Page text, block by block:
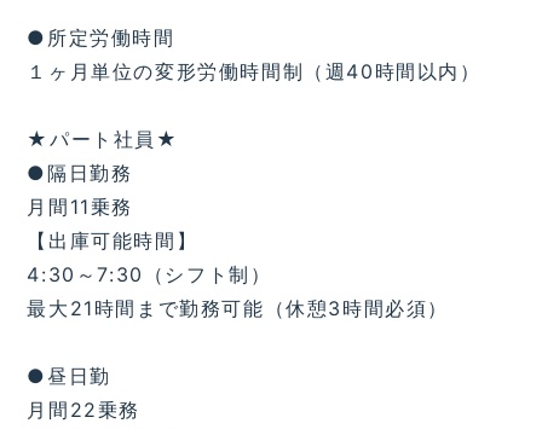
●所定労働時間
１ヶ月単位の変形労働時間制（週40時間以内）
★パート社員★
●隔日勤務
月間11乗務
【出庫可能時間】
4:30～7:30（シフト制）
最大21時間まで勤務可能（休憩3時間必須）
●昼日勤
月間22乗務